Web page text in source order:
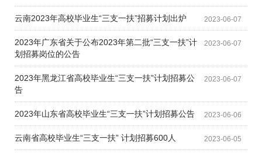
2023-06-07
云南2023年高校毕业生“三支一扶”招募计划出炉
2023-06-07
2023年广东省关于公布2023年第二批“三支一扶”计
划招募岗位的公告
2023-06-07
2023年黑龙江省高校毕业生“三支一扶”计划招募公
告
2023-06-06
2023年山东省高校毕业生“三支一扶”计划招募公告
2023-06-05
云南省高校毕业生“三支一扶” 计划招募600人